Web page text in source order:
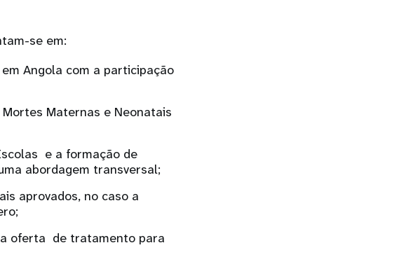
se em:
Angola com a participação
Maternas e Neonatais
e a formação de
abordagem transversal;
aprovados, no caso a
a oferta de tratamento para